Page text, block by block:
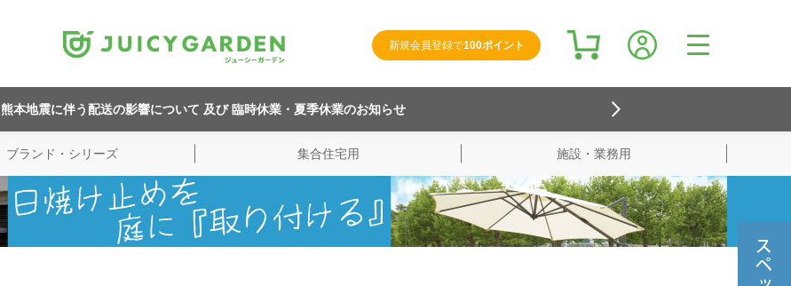
新規会員登録で100ポイント
検索
熊本地震に伴う配送の影響について 及び 臨時休業・夏季休業のお知らせ
ブランド・シリーズ 集合住宅用 施設・業務用